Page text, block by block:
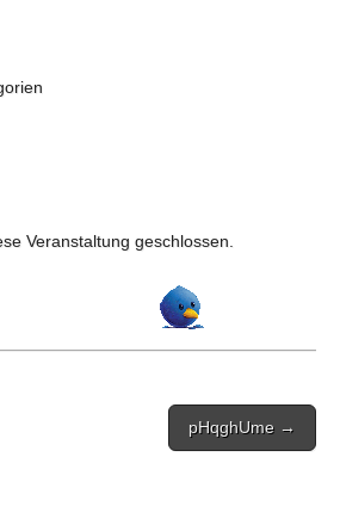
Veranstaltung geschlossen.
pHqghUme →